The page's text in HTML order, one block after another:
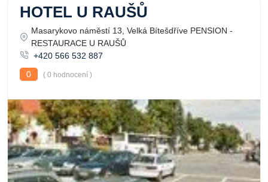
HOTEL U RAUŠŮ
Masarykovo náměstí 13, Velká Bítešdříve PENSION -
RESTAURACE U RAUŠŮ
+420 566 532 887
0
( 0 hodnocení )